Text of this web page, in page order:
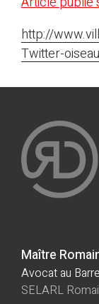
http://
Twitter-
Maître
Avocat au
SELARL